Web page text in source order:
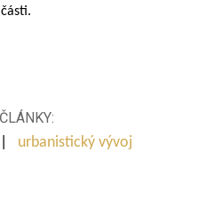
urbanistický vývoj